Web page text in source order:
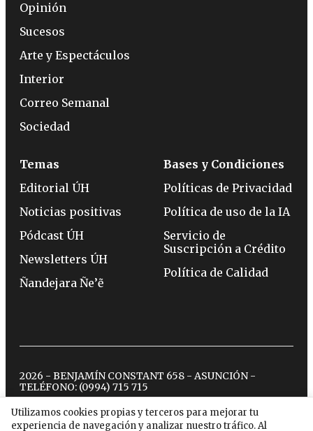
Utilizamos cookies propias y terceros para mejorar tu
experiencia de navegación y analizar nuestro tráfico. Al
Opinión
Sucesos
Arte y Espectáculos
Interior
Correo Semanal
Sociedad
Temas
Editorial ÚH
Noticias positivas
Pódcast ÚH
Newsletters ÚH
Ñandejara Ñe’ẽ
Bases y Condiciones
Políticas de Privacidad
Política de uso de la IA
Servicio de
Suscripción a Crédito
Política de Calidad
2026 - BENJAMÍN CONSTANT 658 - ASUNCIÓN -
TELÉFONO: (0994) 715 715